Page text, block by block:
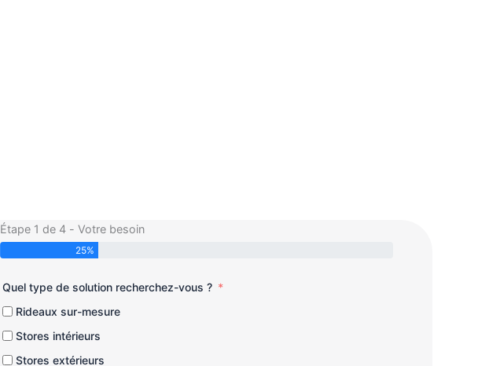
Étape 1 de 4 - Votre besoin
25%
Quel type de solution recherchez-vous ?
Rideaux sur-mesure
Stores intérieurs
Stores extérieurs